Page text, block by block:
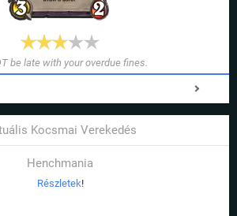
be late with your overdue fines.
Kocsmai Verekedés
Henchmania
Részletek!